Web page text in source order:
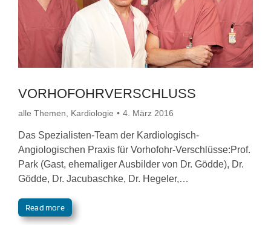
VORHOFOHRVERSCHLUSS
alle Themen Kardiologie 4. März 2016
Das Spezialisten-Team der Kardiologisch-
Angiologischen Praxis für Vorhofohr-Verschlüsse:Prof.
Park (Gast, ehemaliger Ausbilder von Dr. Gödde), Dr.
Gödde, Dr. Jacubaschke, Dr. Hegeler,…
Read more